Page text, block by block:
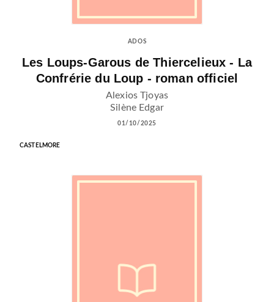
ADOS
Les Loups-Garous de Thiercelieux - La
Confrérie du Loup - roman officiel
Alexios Tjoyas
Silène Edgar
01/10/2025
CASTELMORE